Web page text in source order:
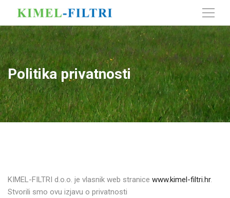
Politika privatnosti
KIMEL-FILTRI d.o.o. je vlasnik web stranice www.kimel-filtri.hr.
Stvorili smo ovu izjavu o privatnosti